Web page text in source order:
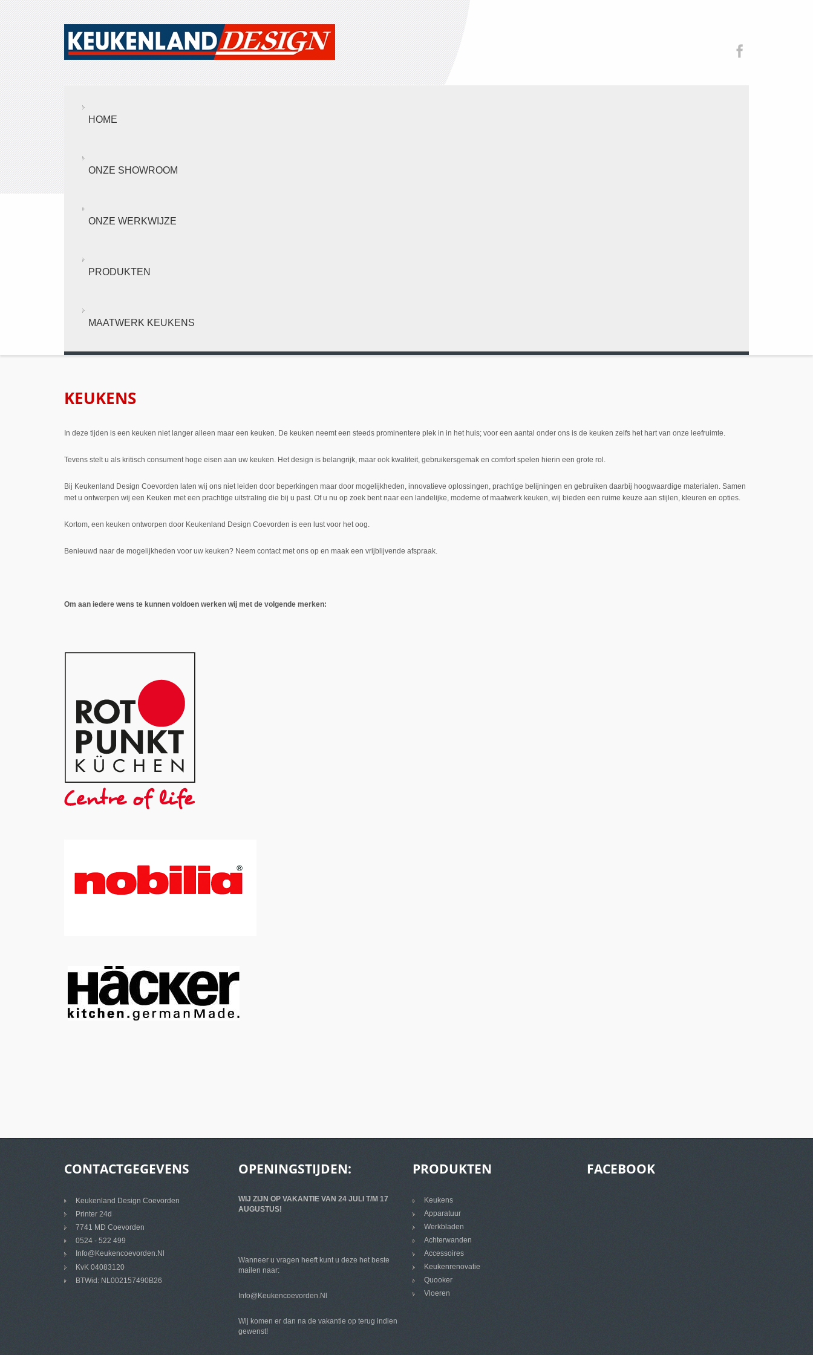
HOME
ONZE SHOWROOM
ONZE WERKWIJZE
PRODUKTEN
MAATWERK KEUKENS
KEUKENS
In deze tijden is een keuken niet langer alleen maar een keuken. De keuken neemt een steeds prominentere plek in in het huis; voor een aantal onder ons is de keuken zelfs het hart van onze leefruimte.
Tevens stelt u als kritisch consument hoge eisen aan uw keuken. Het design is belangrijk, maar ook kwaliteit, gebruikersgemak en comfort spelen hierin een grote rol.
Bij Keukenland Design Coevorden laten wij ons niet leiden door beperkingen maar door mogelijkheden, innovatieve oplossingen, prachtige belijningen en gebruiken daarbij hoogwaardige materialen. Samen
met u ontwerpen wij een Keuken met een prachtige uitstraling die bij u past. Of u nu op zoek bent naar een landelijke, moderne of maatwerk keuken, wij bieden een ruime keuze aan stijlen, kleuren en opties.
Kortom, een keuken ontworpen door Keukenland Design Coevorden is een lust voor het oog.
Benieuwd naar de mogelijkheden voor uw keuken? Neem contact met ons op en maak een vrijblijvende afspraak.
Om aan iedere wens te kunnen voldoen werken wij met de volgende merken:
CONTACTGEGEVENS
Keukenland Design Coevorden
Printer 24d
7741 MD Coevorden
0524 - 522 499
Info@keukencoevorden.nl
KvK 04083120
BTWid: NL002157490B26
OPENINGSTIJDEN:
WIJ ZIJN OP VAKANTIE VAN 24 JULI T/M 17
AUGUSTUS!
Wanneer u vragen heeft kunt u deze het beste
mailen naar:
Info@keukencoevorden.nl
Wij komen er dan na de vakantie op terug indien
gewenst!
PRODUKTEN
Keukens
Apparatuur
Werkbladen
Achterwanden
Accessoires
Keukenrenovatie
Quooker
Vloeren
FACEBOOK